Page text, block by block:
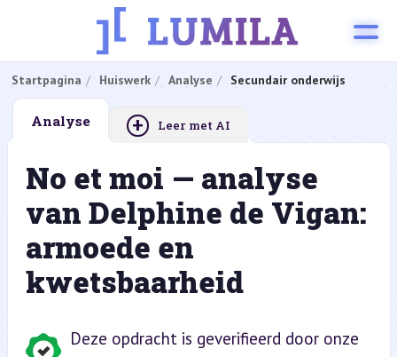
Startpagina Huiswerk Analyse Secundair onderwijs
Analyse + Leer met AI
No et moi — analyse
van Delphine de Vigan:
armoede en
kwetsbaarheid
Deze opdracht is geverifieerd door onze